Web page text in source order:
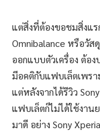
แต่สิ่งที่ต้องขอชมสิ่งแร
Omnibalance หรือวั
ออกแบบตัวเครื่อง ต้อ
มีอคติกับแฟบเล็ตเพร
แต่หลังจากได้รีวิว
แฟบเล็ตก็ไม่ได้ใช้งาน
มาดี อย่าง Sony